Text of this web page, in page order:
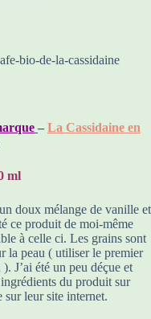
– La Cassidaine en
ml
doux mélange de vanille et
ce produit de moi-même
à celle ci. Les grains sont
la peau ( utiliser le premier
J’ai été un peu déçue et
du produit sur
sur leur site internet.